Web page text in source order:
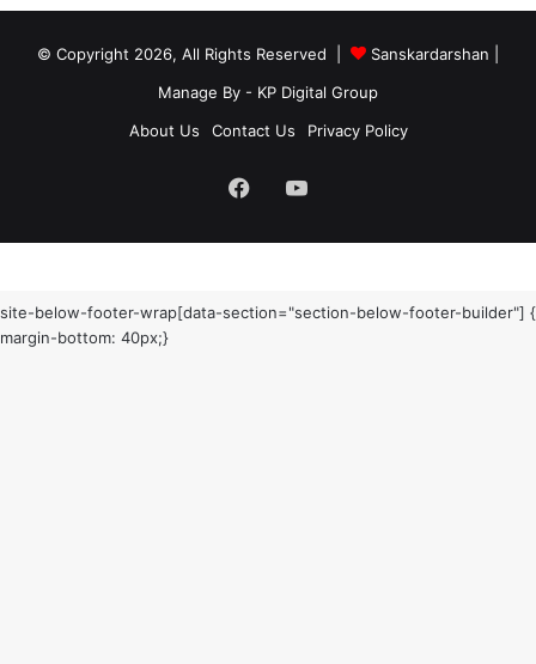
© Copyright 2026, All Rights Reserved | Sanskardarshan
Manage By - KP Digital Group
About Us
Contact Us Privacy Policy
FacebookYouTube
site-below-footer-wrap[data-section="section-below-footer-builder"] {
margin-bottom: 40px;}